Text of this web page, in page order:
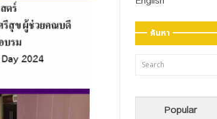
ค้นหา
Popular